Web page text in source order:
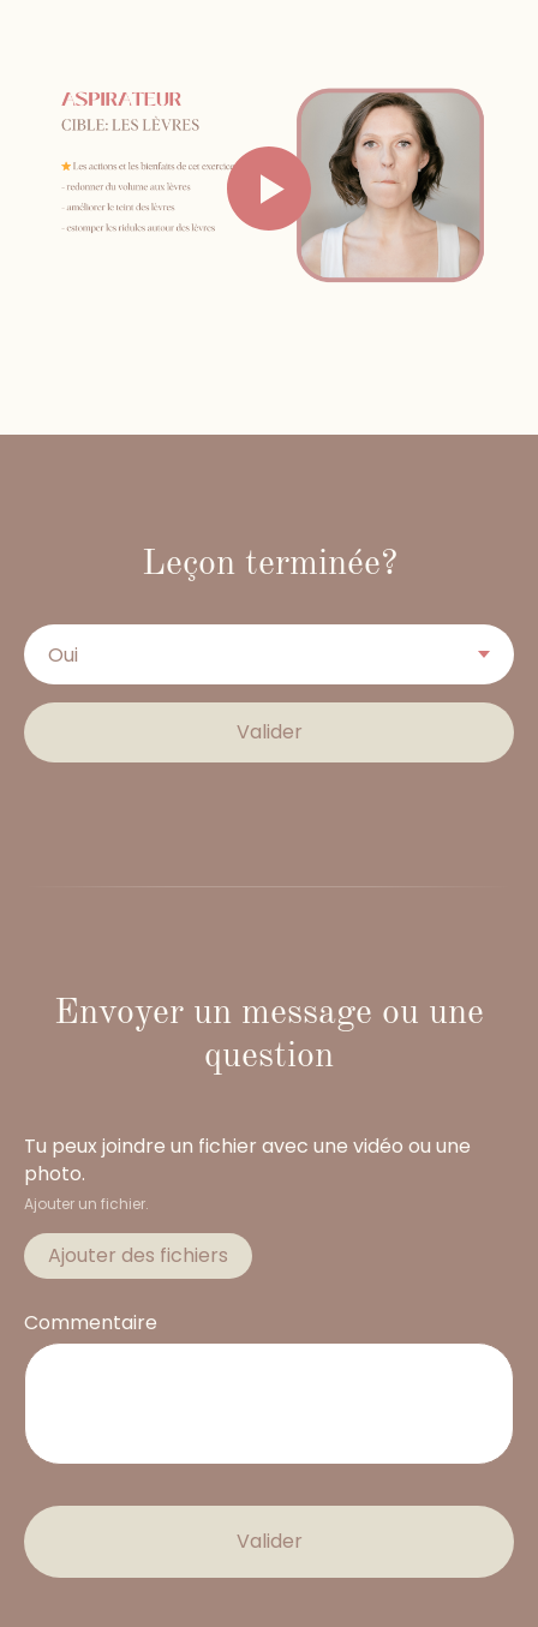
Leçon terminée?
Valider
Envoyer un message ou une
question
Tu peux joindre un fichier avec une vidéo ou une
photo.
Ajouter un fichier.
Ajouter des fichiers
Commentaire
Valider